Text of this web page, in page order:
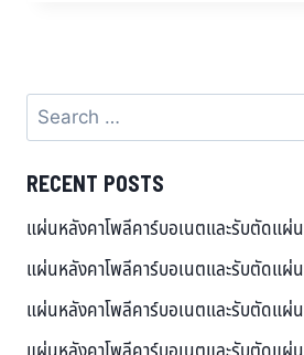
RECENT POSTS
แผ่นหลังคาโพลีคาร์บอเนตและรับตัดแผ่น
แผ่นหลังคาโพลีคาร์บอเนตและรับตัดแผ่น
แผ่นหลังคาโพลีคาร์บอเนตและรับตัดแผ่น